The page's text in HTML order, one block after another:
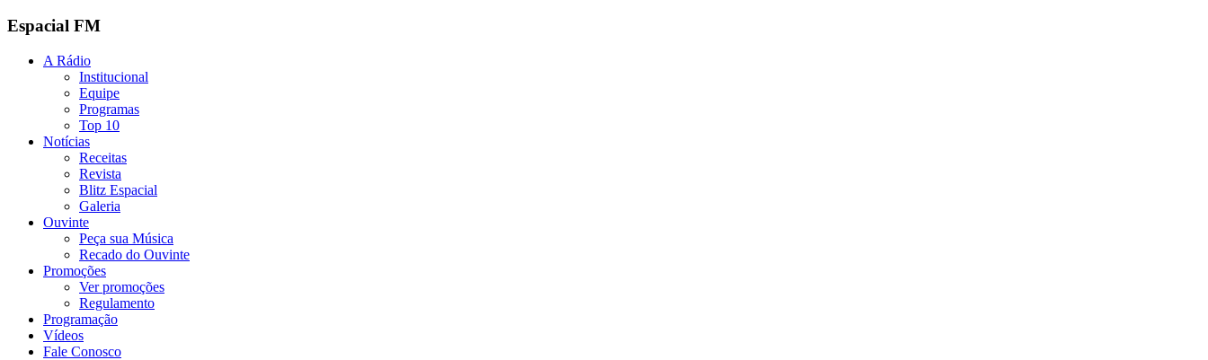
Espacial FM
A Rádio
Institucional
Equipe
Programas
Top 10
Notícias
Receitas
Revista
Blitz Espacial
Galeria
Ouvinte
Peça sua Música
Recado do Ouvinte
Promoções
Ver promoções
Regulamento
Programação
Vídeos
Fale Conosco